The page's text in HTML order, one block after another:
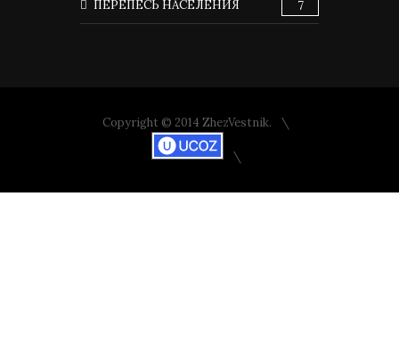
ПЕРЕПЕСЬ НАСЕЛЕНИЯ 7
Copyright © 2014 ZhezVestnik.